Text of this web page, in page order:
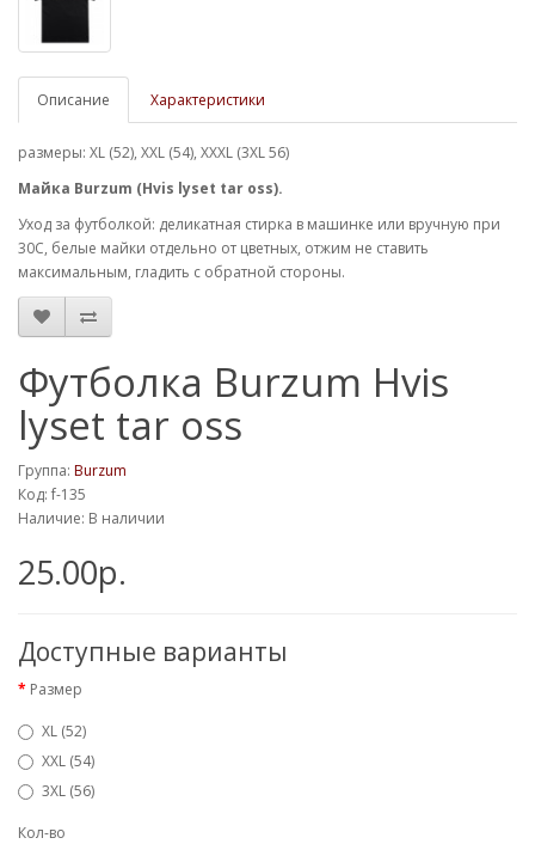
Описание Характеристики
размеры: XL (52), XXL (54), XXXL (3XL 56)
Майка Burzum (Hvis lyset tar oss).
Уход за футболкой: деликатная стирка в машинке или вручную при
30С, белые майки отдельно от цветных, отжим не ставить
максимальным, гладить с обратной стороны.
Футболка Burzum Hvis
lyset tar oss
Группа: Burzum
Код: f-135
Наличие: В наличии
25.00р.
Доступные варианты
Размер
XL (52)
XXL (54)
3XL (56)
Кол-во